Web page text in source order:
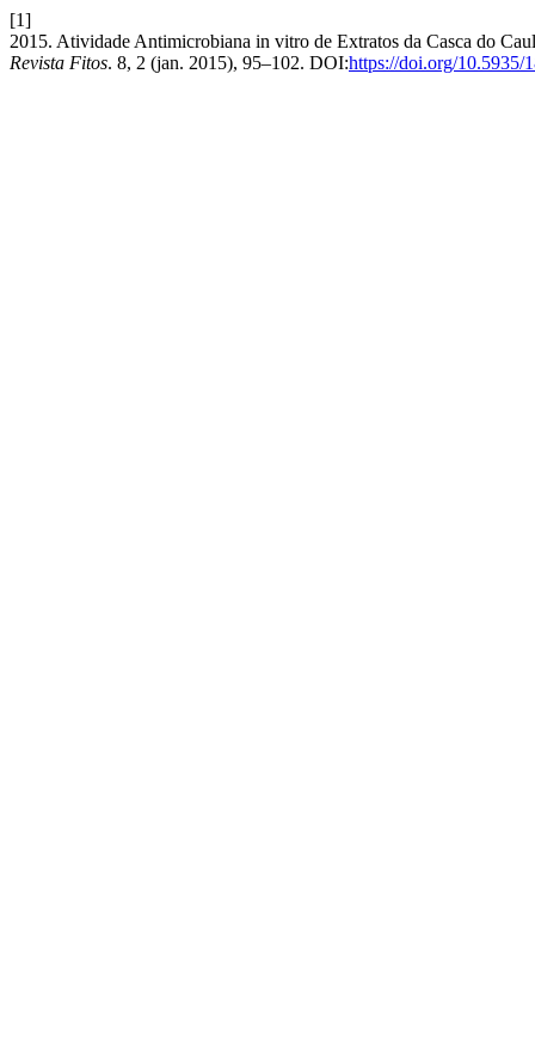
[1]
2015. Atividade Antimicrobiana in vitro de Extratos da Casca do
Revista Fitos. 8, 2 (jan. 2015), 95–102. DOI:https://doi.org/10.5935/